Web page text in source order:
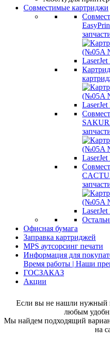
Совместимые картриджи
Офисная бумага
Заправка картриджей
MPS аутсорсинг печати
Информация для
Время работы | Наши
ГОСЗАКАЗ
Акции
Если вы не нашли нужный
любым
Мы найдем подходящий
на